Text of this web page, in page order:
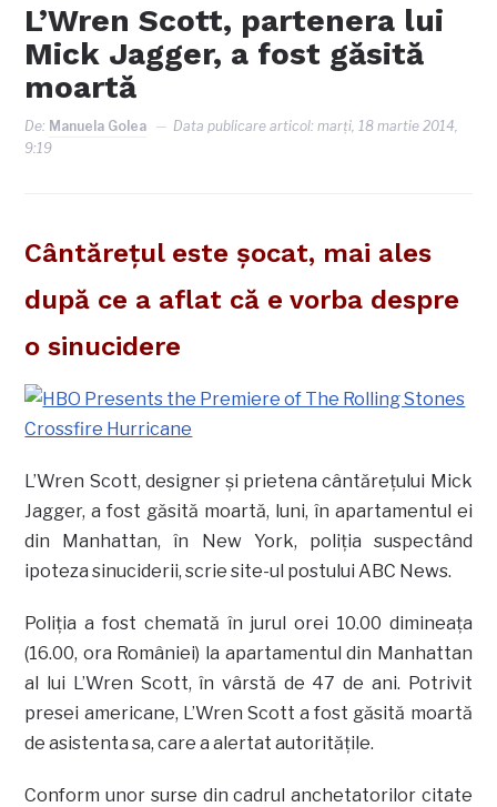
L’Wren Scott, partenera lui
Mick Jagger, a fost găsită
moartă
De: Manuela Golea Data publicare articol:marți, 18 martie 2014,
9:19
Cântăreţul este şocat, mai ales
după ce a aflat că e vorba despre
o sinucidere
L’Wren Scott, designer şi prietena cântăreţului Mick
Jagger, a fost găsită moartă, luni, în apartamentul ei
din Manhattan, în New York, poliţia suspectând
ipoteza sinuciderii, scrie site-ul postului ABC News.
Poliţia a fost chemată în jurul orei 10.00 dimineaţa
(16.00, ora României) la apartamentul din Manhattan
al lui L’Wren Scott, în vârstă de 47 de ani. Potrivit
presei americane, L’Wren Scott a fost găsită moartă
de asistenta sa, care a alertat autorităţile.
Conform unor surse din cadrul anchetatorilor citate